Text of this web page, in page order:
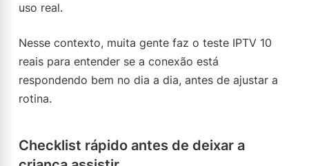
uso real.
Nesse contexto, muita gente faz o teste IPTV 10
reais para entender se a conexão está
respondendo bem no dia a dia, antes de ajustar a
rotina.
Checklist rápido antes de deixar a